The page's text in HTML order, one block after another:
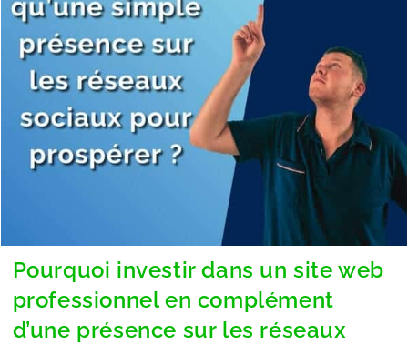
Pourquoi investir dans un site web
professionnel en complément
d’une présence sur les réseaux